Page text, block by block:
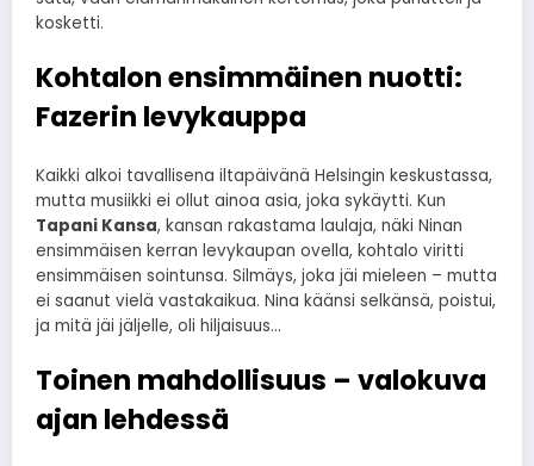
kosketti.
Kohtalon ensimmäinen nuotti:
Fazerin levykauppa
Kaikki alkoi tavallisena iltapäivänä Helsingin keskustassa,
mutta musiikki ei ollut ainoa asia, joka sykäytti. Kun
Tapani Kansa, kansan rakastama laulaja, näki Ninan
ensimmäisen kerran levykaupan ovella, kohtalo viritti
ensimmäisen sointunsa. Silmäys, joka jäi mieleen – mutta
ei saanut vielä vastakaikua. Nina käänsi selkänsä, poistui,
ja mitä jäi jäljelle, oli hiljaisuus…
Toinen mahdollisuus – valokuva
ajan lehdessä